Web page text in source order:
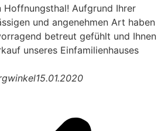
Hoffnungsthal! Aufgrund Ihrer
und angenehmen Art haben
betreut gefühlt und Ihnen
unseres Einfamilienhauses
15.01.2020